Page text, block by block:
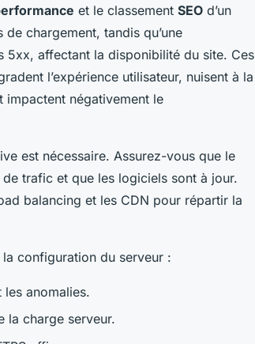
et le classement SEO d’un
chargement, tandis qu’une
5xx, affectant la disponibilité du site. Ces
l’expérience utilisateur, nuisent à la
impactent négativement le
est nécessaire. Assurez-vous que le
trafic et que les logiciels sont à jour.
balancing et les CDN pour répartir la
configuration du serveur :
anomalies.
la charge serveur.